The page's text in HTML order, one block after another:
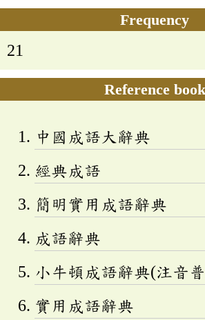
Frequency
21
Reference book
中國成語大辭典
經典成語
簡明實用成語辭典
成語辭典
小牛頓成語辭典(注音
實用成語辭典